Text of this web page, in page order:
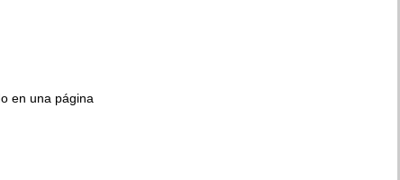
en una página